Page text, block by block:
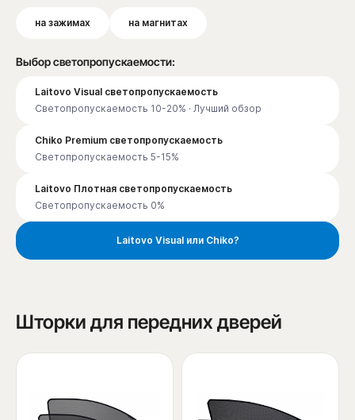
на зажимах на магнитах
Выбор светопропускаемости:
Laitovo Visual светопропускаемость
Светопропускаемость 10-20% · Лучший обзор
Chiko Premium светопропускаемость
Светопропускаемость 5-15%
Laitovo Плотная светопропускаемость
Светопропускаемость 0%
Laitovo Visual или Chiko?
Шторки для передних дверей